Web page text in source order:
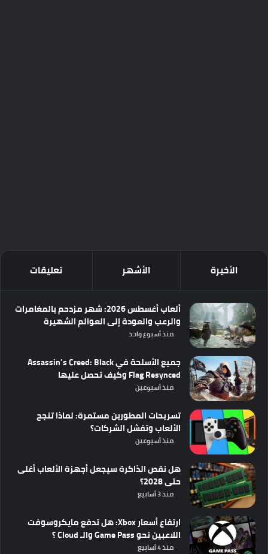
الأخيرة الأشهر تعليقات
ألعاب أغسطس 2026: شهر مزدحم بالمغامرات
والرعب والعودة إلى العوالم الشهيرة
منذ أسبوع واحد
جميع الأسلحة في Assassin’s Creed: Black
Flag Resynced وكيف تحصل عليها
منذ أسبوعين
تسريحات المطورين مستمرة: لماذا تنجح
الألعاب وتفشل الشركات؟
منذ أسبوعين
هل نقص الذاكرة سيجعل أجهزة الألعاب أغلى
حتى 2028؟
منذ 3 أسابيع
ارتفاع أسعار Xbox: هل تدفع مايكروسوفت
اللاعبين نحو Game Pass والـ Cloud ؟
منذ 4 أسابيع